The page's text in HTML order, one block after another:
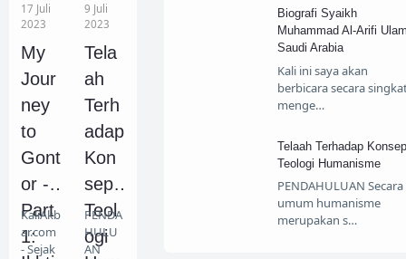
at
mahasi
swa di
setiap
pergur
uan
tinggi.
Sebag
us
apapu
jika
skripsi
ditin…
Not?
swa
Progra
m
Pendid
ikan
Arab
Fakulta
Tarbiya
h
UNIDA
Gontor
17 Juli
2023
My
Jour
ney
to
Gont
or -
Part
1:
KaliAkb
ar.com
- Sejak
9 Juli
2023
Tela
ah
Terh
adap
Kon
sep
Teol
ogi
PENDA
HULU
AN
Biografi Syaikh
Muhammad Al-Arifi
Saudi Arabia
Kali ini saya akan
berbicara secara
menge…
Telaah Terhadap
Teologi Humanisme
PENDAHULUAN Secara
umum humanisme
merupakan s…